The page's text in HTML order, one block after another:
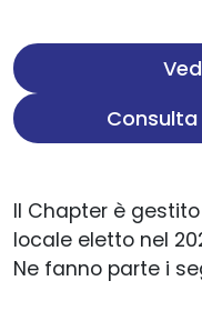
Il Chapter è
locale eletto nel
Ne fanno parte i